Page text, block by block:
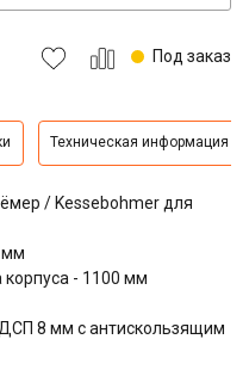
Под заказ
Техническая информация
/ Kessebohmer для
мм
- 1100 мм
8 мм с антискользящим